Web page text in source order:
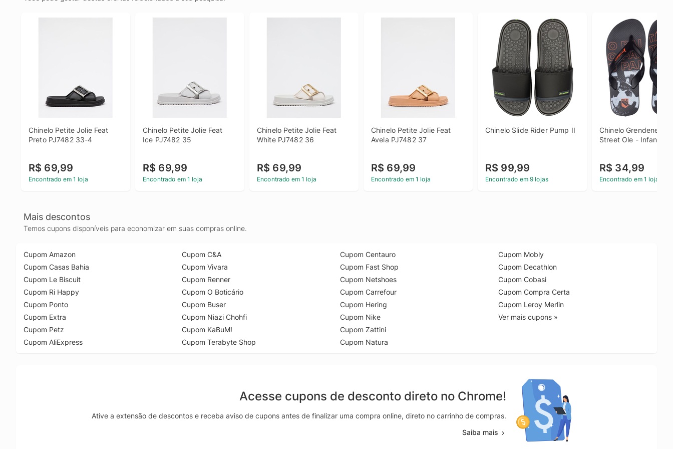
Chinelo Petite Jolie Feat
Preto PJ7482 33-4
R$ 69,99
Encontrado em 1 loja
Chinelo Petite Jolie Feat
Ice PJ7482 35
R$ 69,99
Encontrado em 1 loja
Chinelo Petite Jolie Feat
White PJ7482 36
R$ 69,99
Encontrado em 1 loja
Chinelo Petite Jolie Feat
Avela PJ7482 37
R$ 69,99
Encontrado em 1 loja
Chinelo Slide Rider Pump II
R$ 99,99
Encontrado em 9 lojas
Chinelo Grendene
Street Ole - Infantil
R$ 34,99
Encontrado em 1 loja
Mais descontos
Temos cupons disponíveis para economizar em suas compras online.
Cupom Amazon
Cupom Casas Bahia
Cupom Le Biscuit
Cupom Ri Happy
Cupom Ponto
Cupom Extra
Cupom Petz
Cupom AliExpress
Cupom C&A
Cupom Vivara
Cupom Renner
Cupom O Boticário
Cupom Buser
Cupom Niazi Chohfi
Cupom KaBuM!
Cupom Terabyte Shop
Cupom Centauro
Cupom Fast Shop
Cupom Netshoes
Cupom Carrefour
Cupom Hering
Cupom Nike
Cupom Zattini
Cupom Natura
Cupom Mobly
Cupom Decathlon
Cupom Cobasi
Cupom Compra Certa
Cupom Leroy Merlin
Ver mais cupons »
Acesse cupons de desconto direto no Chrome!
Ative a extensão de descontos e receba aviso de cupons antes de finalizar uma compra online, direto no carrinho de compras.
Saiba mais